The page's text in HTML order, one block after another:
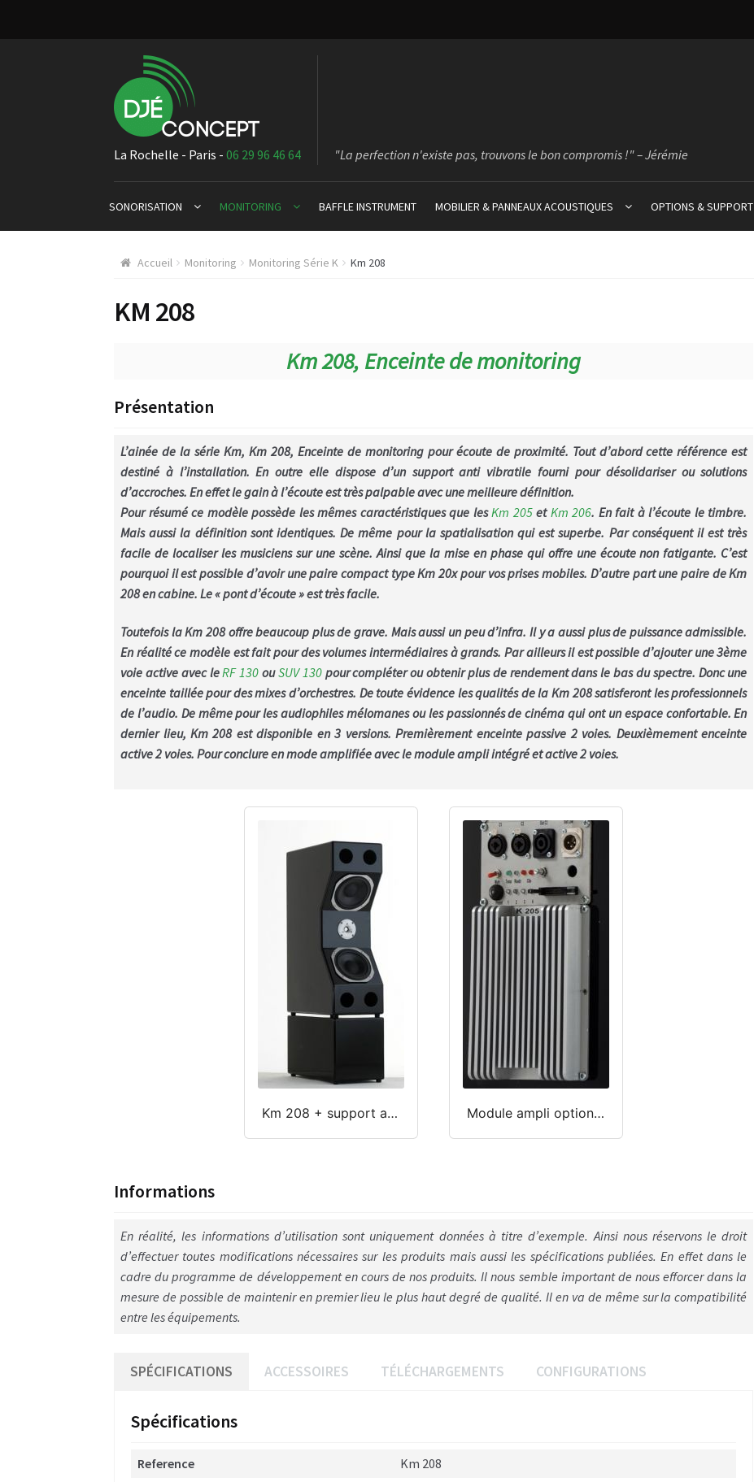
La Rochelle - Paris -06 29 96 46 64 "La perfection n'existe pas, trouvons le bon compromis !" – Jérémie
SONORISATION MONITORING BAFFLE INSTRUMENT MOBILIER & PANNEAUX ACOUSTIQUES OPTIONS & SUPPORT
Accueil Monitoring Monitoring Série K Km 208
KM 208
Km 208, Enceinte de monitoring
Présentation
L’ainée de la série Km, Km 208, Enceinte de monitoring pour écoute de proximité. Tout d’abord cette référence est
destiné à l’installation. En outre elle dispose d’un support anti vibratile fourni pour désolidariser ou solutions
d’accroches. En effet le gain à l’écoute est très palpable avec une meilleure définition.
Pour résumé ce modèle possède les mêmes caractéristiques que lesKm 205et Km 206. En fait à l’écoute le timbre.
Mais aussi la définition sont identiques. De même pour la spatialisation qui est superbe. Par conséquent il est très
facile de localiser les musiciens sur une scène. Ainsi que la mise en phase qui offre une écoute non fatigante. C’est
pourquoi il est possible d’avoir une paire compact type Km 20x pour vos prises mobiles. D’autre part une paire de Km
208 en cabine. Le « pont d’écoute » est très facile.
Toutefois la Km 208 offre beaucoup plus de grave. Mais aussi un peu d’infra. Il y a aussi plus de puissance admissible.
En réalité ce modèle est fait pour des volumes intermédiaires à grands. Par ailleurs il est possible d’ajouter une 3ème
voie active avec leRF 130 ouSUV 130pour compléter ou obtenir plus de rendement dans le bas du spectre. Donc une
enceinte taillée pour des mixes d’orchestres. De toute évidence les qualités de la Km 208 satisferont les professionnels
de l’audio. De même pour les audiophiles mélomanes ou les passionnés de cinéma qui ont un espace confortable. En
dernier lieu, Km 208 est disponible en 3 versions. Premièrement enceinte passive 2 voies. Deuxièmement enceinte
active 2 voies. Pour conclure en mode amplifiée avec le module ampli intégré et active 2 voies.
Km 208 + support anti vibratile laque piano Module ampli optionnel
Informations
En réalité, les informations d’utilisation sont uniquement données à titre d’exemple. Ainsi nous réservons le droit
d’effectuer toutes modifications nécessaires sur les produits mais aussi les spécifications publiées. En effet dans le
cadre du programme de développement en cours de nos produits. Il nous semble important de nous efforcer dans la
mesure de possible de maintenir en premier lieu le plus haut degré de qualité. Il en va de même sur la compatibilité
entre les équipements.
SPÉCIFICATIONS ACCESSOIRES TÉLÉCHARGEMENTS CONFIGURATIONS
Spécifications
Reference
Km 208